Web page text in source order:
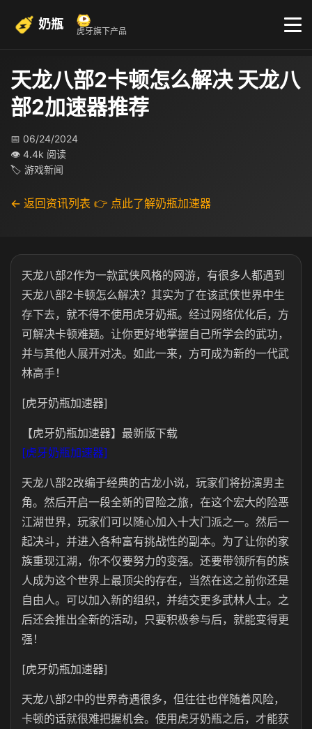
奶瓶 虎牙旗下产品
天龙八部2卡顿怎么解决 天龙八
部2加速器推荐
📅 06/24/2024
👁 4.4k 阅读
🏷 游戏新闻
← 返回资讯列表 👉 点此了解奶瓶加速器
天龙八部2作为一款武侠风格的网游，有很多人都遇到
天龙八部2卡顿怎么解决？其实为了在该武侠世界中生
存下去，就不得不使用虎牙奶瓶。经过网络优化后，方
可解决卡顿难题。让你更好地掌握自己所学会的武功，
并与其他人展开对决。如此一来，方可成为新的一代武
林高手！
[虎牙奶瓶加速器]
【虎牙奶瓶加速器】最新版下载
[虎牙奶瓶加速器]
天龙八部2改编于经典的古龙小说，玩家们将扮演男主
角。然后开启一段全新的冒险之旅，在这个宏大的险恶
江湖世界，玩家们可以随心加入十大门派之一。然后一
起决斗，并进入各种富有挑战性的副本。为了让你的家
族重现江湖，你不仅要努力的变强。还要带领所有的族
人成为这个世界上最顶尖的存在，当然在这之前你还是
自由人。可以加入新的组织，并结交更多武林人士。之
后还会推出全新的活动，只要积极参与后，就能变得更
强！
[虎牙奶瓶加速器]
天龙八部2中的世界奇遇很多，但往往也伴随着风险，
卡顿的话就很难把握机会。使用虎牙奶瓶之后，才能获